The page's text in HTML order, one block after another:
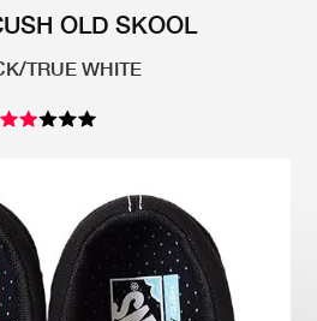
VANS
CONVERSE
ASICS
OTHERS
OLD SKOOL
TRUE WHITE